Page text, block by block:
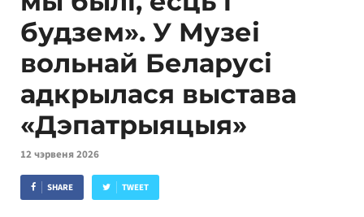
будзем». У Музеі
вольнай Беларусі
адкрылася выстава
«Дэпатрыяцыя»
12 чэрвеня 2026
SHARE TWEET